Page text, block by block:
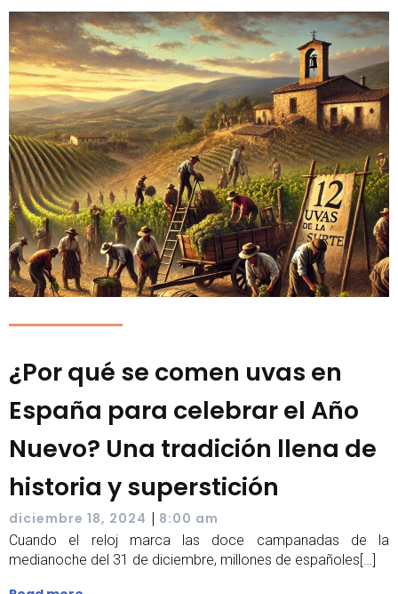
¿Por qué se comen uvas en
España para celebrar el Año
Nuevo? Una tradición llena de
historia y superstición
diciembre 18, 2024 | 8:00 am
Cuando el reloj marca las doce campanadas de la
medianoche del 31 de diciembre, millones de españoles[…]